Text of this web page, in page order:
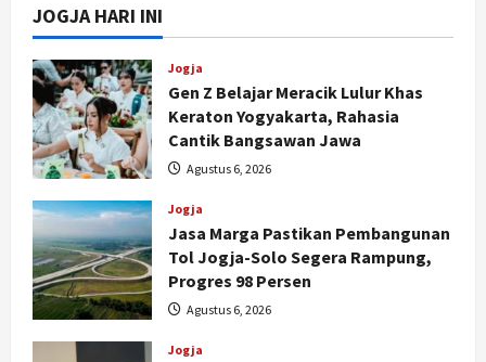
JOGJA HARI INI
Jogja
Gen Z Belajar Meracik Lulur Khas
Keraton Yogyakarta, Rahasia
Cantik Bangsawan Jawa
Agustus 6, 2026
Jogja
Jasa Marga Pastikan Pembangunan
Tol Jogja-Solo Segera Rampung,
Progres 98 Persen
Agustus 6, 2026
Jogja